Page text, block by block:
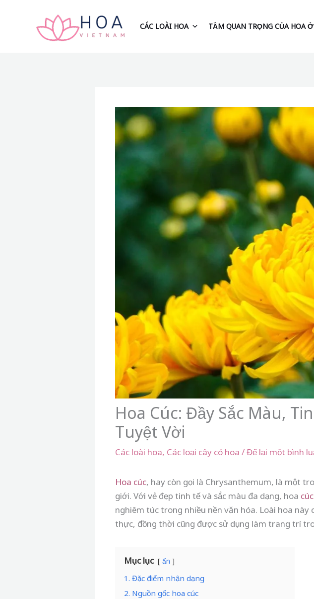
CÁC LOÀI HOA TẦM QUAN TRỌNG CỦA HOA
Hoa Cúc: Đầy Sắc Màu,
Tuyệt Vời
Các loài hoa, Các loại cây có hoa /Để lại một bình
Hoa cúc, hay còn gọi là Chrysanthemum, là một
giới. Với vẻ đẹp tinh tế và sắc màu đa dạng, hoa cúc
nghiêm túc trong nhiều nền văn hóa. Loài hoa
thực, đồng thời cũng được sử dụng làm trang trí
Mục lục ẩn
1. Đặc điểm nhận dạng
2. Nguồn gốc hoa cúc